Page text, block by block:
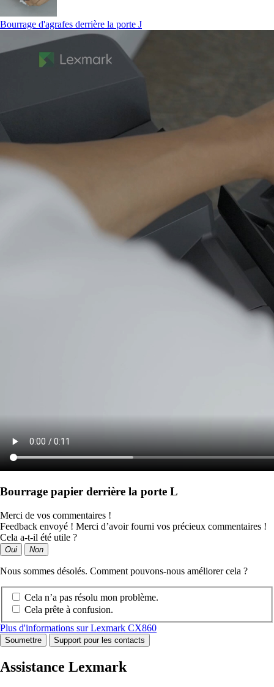
Bourrage d'agrafes derrière la porte J
Bourrage papier derrière la porte L
Merci de vos commentaires !
Feedback envoyé ! Merci d’avoir fourni vos précieux commentaires !
Cela a-t-il été utile ?
Oui Non
Nous sommes désolés. Comment pouvons-nous améliorer cela ?
Cela n’a pas résolu mon problème.
Cela prête à confusion.
Plus d'informations sur Lexmark CX860
Soumettre Support pour les contacts
Assistance Lexmark